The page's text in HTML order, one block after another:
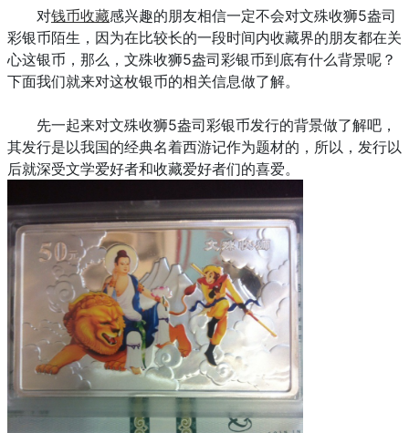
对钱币收藏感兴趣的朋友相信一定不会对文殊收狮5盎司
彩银币陌生，因为在比较长的一段时间内收藏界的朋友都在关
心这银币，那么，文殊收狮5盎司彩银币到底有什么背景呢？
下面我们就来对这枚银币的相关信息做了解。
先一起来对文殊收狮5盎司彩银币发行的背景做了解吧，
其发行是以我国的经典名着西游记作为题材的，所以，发行以
后就深受文学爱好者和收藏爱好者们的喜爱。